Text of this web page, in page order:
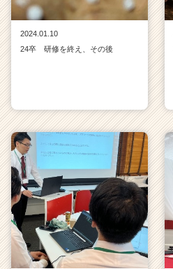
r
2024.01.10
24卒 研修を終え、その後